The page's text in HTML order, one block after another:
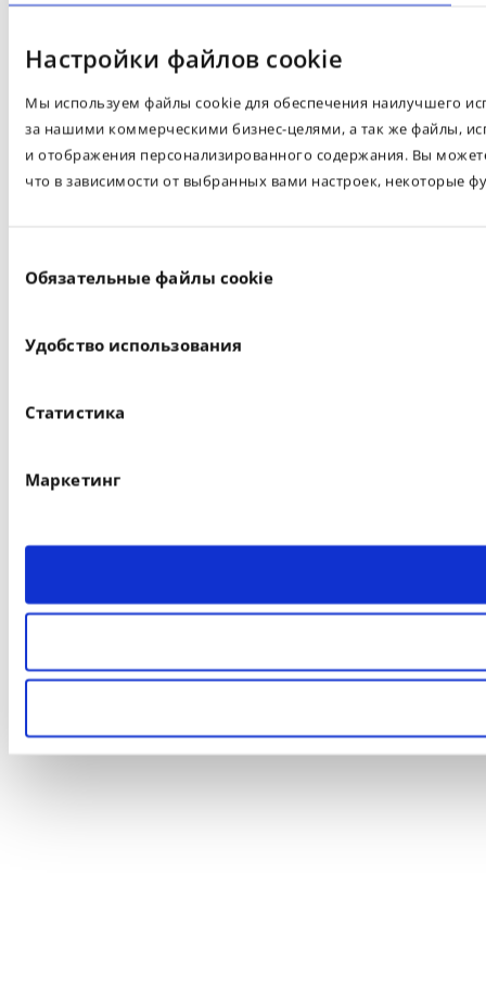
Настройки файлов cookie
Мы используем файлы cookie для обеспечения наилучшего
за нашими коммерческими бизнес-целями, а так же файлы,
и отображения персонализированного содержания. Вы
что в зависимости от выбранных вами настроек, некоторые
согласия
Обязательные файлы cookie
Удобство использования
Статистика
Маркетинг